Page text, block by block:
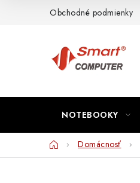
Obchodné podmienky
NOTEBOOKY
DomovDomácnosť